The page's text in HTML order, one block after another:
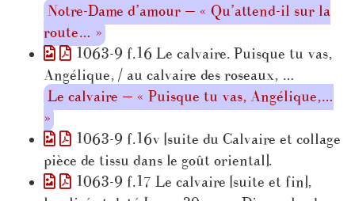
Notre-Dame d’amour — « Qu’attend-il sur la
route… »
1063-9 f.16 Le calvaire. Puisque tu vas,
Angélique, / au calvaire des roseaux, …
Le calvaire — « Puisque tu vas, Angélique,…
»
1063-9 f.16v [suite du Calvaire et collage
pièce de tissu dans le goût oriental].
1063-9 f.17 Le calvaire [suite et fin],